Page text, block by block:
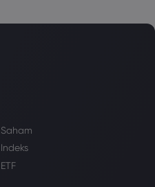
Saham
Indeks
ETF